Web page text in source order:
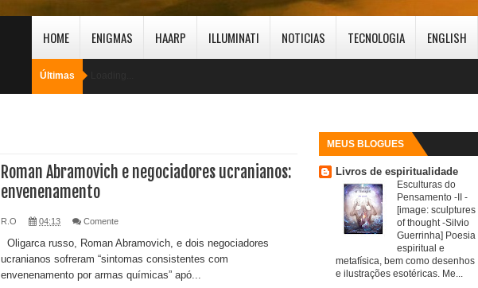
HOME ENIGMAS HAARP ILLUMINATI NOTICIAS TECNOLOGIA ENGLISH
Últimas
MEUS BLOGUES
Livros de espiritualidade
Esculturas do
Pensamento -II -
[image: sculptures
of thought -Silvio
Guerrinha] Poesia
espiritual e
metafísica, bem como desenhos
e ilustrações esotéricas. Me...
Roman Abramovich e negociadores ucranianos:
envenenamento
R.O 04:13 Comente
Oligarca russo, Roman Abramovich, e dois negociadores
ucranianos sofreram “sintomas consistentes com
envenenamento por armas químicas” apó...